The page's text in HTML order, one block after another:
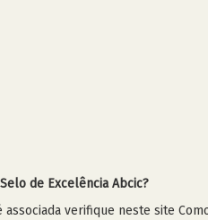
de Excelência Abcic?
verifique neste site